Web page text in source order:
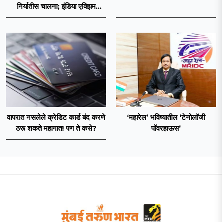
निर्यातीस चालना; इंडिया एक्झिम
बँकेकडून AFC ला १०० दशलक्ष
वापरात नसलेले क्रेडिट कार्ड बंद करणे
ठरू शकते महागात! पण ते कसे?
‘महारेल’ भविष्यातील ‘टेनोलॉजी
पॉवरहाऊस’